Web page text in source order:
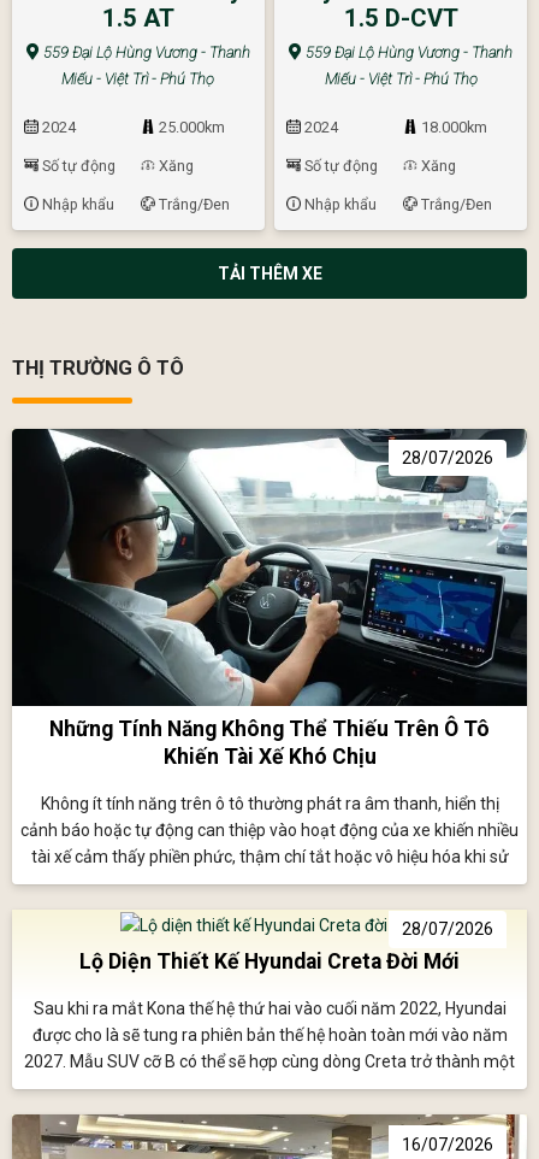
1.5 AT
559 Đại Lộ Hùng Vương - Thanh
Miếu - Việt Trì - Phú Thọ
2024 25.000km
Số tự động Xăng
Nhập khẩu Trắng/Đen
1.5 D-CVT
559 Đại Lộ Hùng Vương - Thanh
Miếu - Việt Trì - Phú Thọ
2024 18.000km
Số tự động Xăng
Nhập khẩu Trắng/Đen
TẢI THÊM XE
THỊ TRƯỜNG Ô TÔ
28/07/2026
Những Tính Năng Không Thể Thiếu Trên Ô Tô
Khiến Tài Xế Khó Chịu
Không ít tính năng trên ô tô thường phát ra âm thanh, hiển thị
cảnh báo hoặc tự động can thiệp vào hoạt động của xe khiến nhiều
tài xế cảm thấy phiền phức, thậm chí tắt hoặc vô hiệu hóa khi sử
dụng; tuy nhiên điều này có thể làm giảm đáng kể mức độ an toàn
28/07/2026
Lộ Diện Thiết Kế Hyundai Creta Đời Mới
Sau khi ra mắt Kona thế hệ thứ hai vào cuối năm 2022, Hyundai
được cho là sẽ tung ra phiên bản thế hệ hoàn toàn mới vào năm
2027. Mẫu SUV cỡ B có thể sẽ hợp cùng dòng Creta trở thành một
mẫu xe toàn cầu duy nhất.
16/07/2026